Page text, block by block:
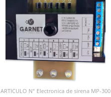
ARTICULO N° Electronica de sirena MP-300